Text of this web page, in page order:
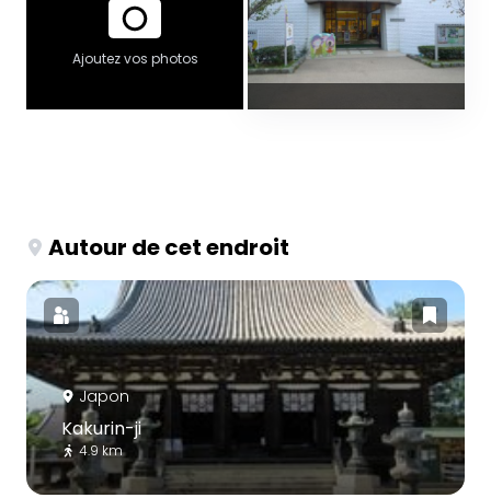
Ajoutez vos photos
Autour de cet endroit
Japon
Kakurin-ji
4.9 km